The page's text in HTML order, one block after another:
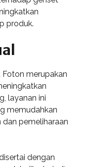
produk.
Foton merupakan
layanan ini
memudahkan
pemeliharaan
dengan